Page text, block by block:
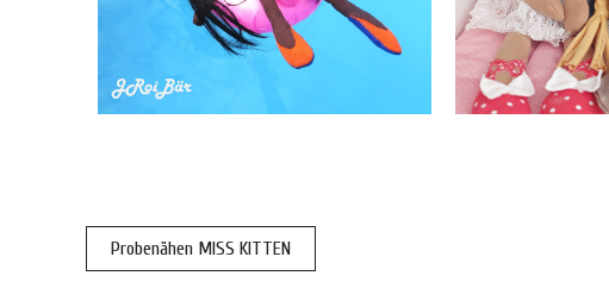
Probenähen MISS KITTEN